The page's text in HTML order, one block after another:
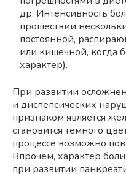
др. Интенсивность
прошествии
постоянной,
или кишечной, когда
характер).
При развитии
и диспепсических
признаком является
становится темного
процессе возможно
Впрочем, характер
при развитии